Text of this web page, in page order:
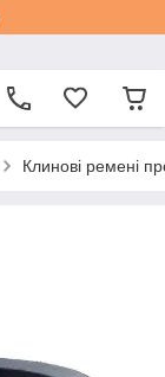
Клинові ремені